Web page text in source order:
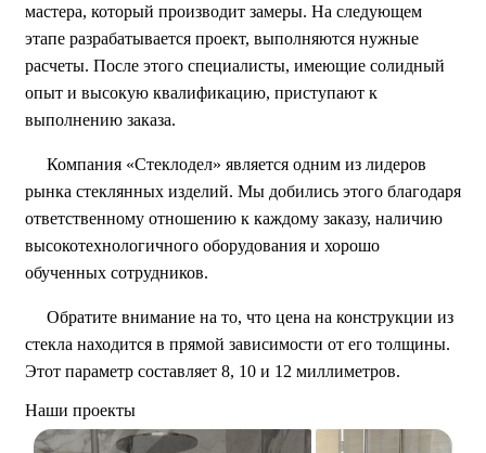
мастера, который производит замеры. На следующем
этапе разрабатывается проект, выполняются нужные
расчеты. После этого специалисты, имеющие солидный
опыт и высокую квалификацию, приступают к
выполнению заказа.
Компания «Стеклодел» является одним из лидеров
рынка стеклянных изделий. Мы добились этого благодаря
ответственному отношению к каждому заказу, наличию
высокотехнологичного оборудования и хорошо
обученных сотрудников.
Обратите внимание на то, что цена на конструкции из
стекла находится в прямой зависимости от его толщины.
Этот параметр составляет 8, 10 и 12 миллиметров.
Наши проекты